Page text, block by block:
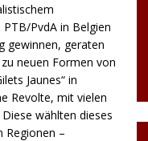
PvdA in Belgien
gewinnen, geraten
neuen Formen von
Jaunes“ in
Revolte, mit vielen
wählten dieses
Regionen –